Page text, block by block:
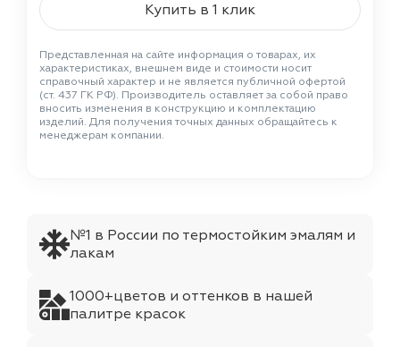
Купить в 1 клик
Представленная на сайте информация о товарах, их
характеристиках, внешнем виде и стоимости носит
справочный характер и не является публичной офертой
(ст. 437 ГК РФ). Производитель оставляет за собой право
вносить изменения в конструкцию и комплектацию
изделий. Для получения точных данных обращайтесь к
менеджерам компании.
№1 в России по термостойким эмалям и
лакам
1000+цветов и оттенков в нашей
палитре красок